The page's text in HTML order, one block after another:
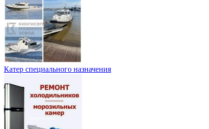
Катер специального назначения